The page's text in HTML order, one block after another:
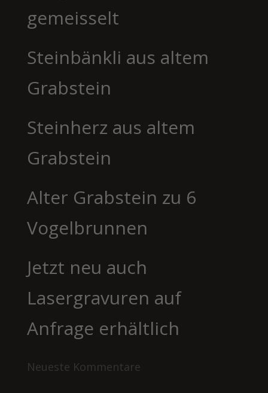
gemeisselt
Steinbänkli aus altem
Grabstein
Steinherz aus altem
Grabstein
Alter Grabstein zu 6
Vogelbrunnen
Jetzt neu auch
Lasergravuren auf
Anfrage erhältlich
Neueste Kommentare